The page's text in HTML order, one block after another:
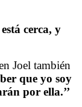
cerca, y
Joel también
que yo soy
por ella.’’